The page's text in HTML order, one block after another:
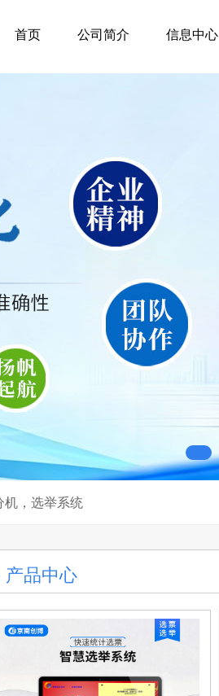
首页 公司简介 信息中心
机，选举系统
产品中心